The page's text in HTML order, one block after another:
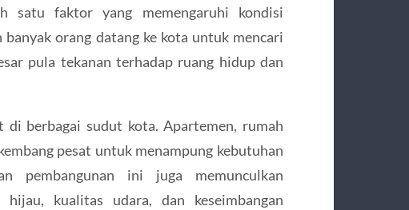
satu faktor yang memengaruhi kondisi
orang datang ke kota untuk mencari
pula tekanan terhadap ruang hidup dan
berbagai sudut kota. Apartemen, rumah
pesat untuk menampung kebutuhan
pembangunan ini juga memunculkan
kualitas udara, dan keseimbangan